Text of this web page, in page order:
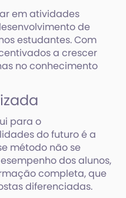
em atividades
de
estudantes. Com
a crescer
no conhecimento
para o
do futuro é a
método não se
dos alunos,
completa, que
diferenciadas.